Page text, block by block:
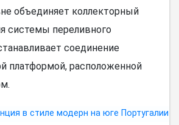
объединяет коллекторный
системы переливного
соединение
платформой, расположенной